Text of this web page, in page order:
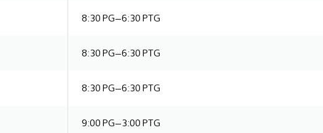
8:30 PG–6:30 PTG
8:30 PG–6:30 PTG
8:30 PG–6:30 PTG
9:00 PG–3:00 PTG